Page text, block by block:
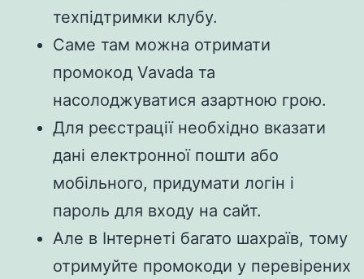
техпідтримки клубу.
Саме там можна отримати
промокод Vavada та
насолоджуватися азартною грою.
Для реєстрації необхідно вказати
дані електронної пошти або
мобільного, придумати логін і
пароль для входу на сайт.
Але в Інтернеті багато шахраїв, тому
отримуйте промокоди у перевірених